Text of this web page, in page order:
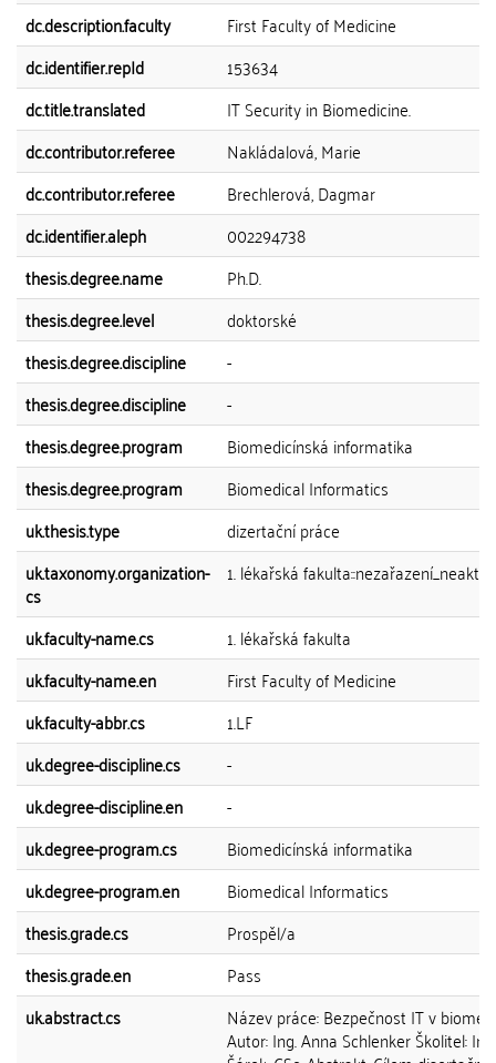
dc.description.faculty
First Faculty of Medicine
dc.identifier.repId
153634
dc.title.translated
IT Security in Biomedicine.
dc.contributor.referee
Nakládalová, Marie
dc.contributor.referee
Brechlerová, Dagmar
dc.identifier.aleph
002294738
thesis.degree.name
Ph.D.
thesis.degree.level
doktorské
thesis.degree.discipline
-
thesis.degree.discipline
-
thesis.degree.program
Biomedicínská informatika
thesis.degree.program
Biomedical Informatics
uk.thesis.type
dizertační práce
uk.taxonomy.organization-
cs
1. lékařská
uk.faculty-name.cs
1. lékařská fakulta
uk.faculty-name.en
First Faculty of Medicine
uk.faculty-abbr.cs
1.LF
uk.degree-discipline.cs
-
uk.degree-discipline.en
-
uk.degree-program.cs
Biomedicínská informatika
uk.degree-program.en
Biomedical Informatics
thesis.grade.cs
Prospěl/a
thesis.grade.en
Pass
uk.abstract.cs
Název práce: Bezpečnost IT v
Autor: Ing. Anna Schlenker Školitel: